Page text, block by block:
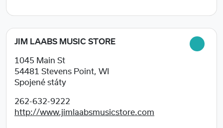
JIM LAABS MUSIC STORE
1045 Main St
54481 Stevens Point, WI
Spojené státy
262-632-9222
http://www.jimlaabsmusicstore.com